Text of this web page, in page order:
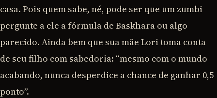
casa. Pois quem sabe, né, pode ser que um zumbi
pergunte a ele a fórmula de Baskhara ou algo
parecido. Ainda bem que sua mãe Lori toma conta
de seu filho com sabedoria: “mesmo com o mundo
acabando, nunca desperdice a chance de ganhar 0,5
ponto”.